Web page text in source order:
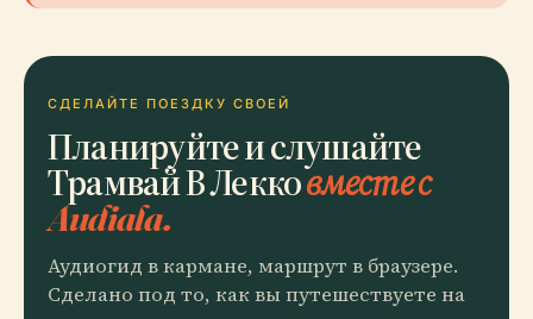
СДЕЛАЙТЕ ПОЕЗДКУ СВОЕЙ
Планируйте и слушайте
Трамвай В Лекковместе с
Audiala.
Аудиогид в кармане, маршрут в браузере.
Сделано под то, как вы путешествуете на